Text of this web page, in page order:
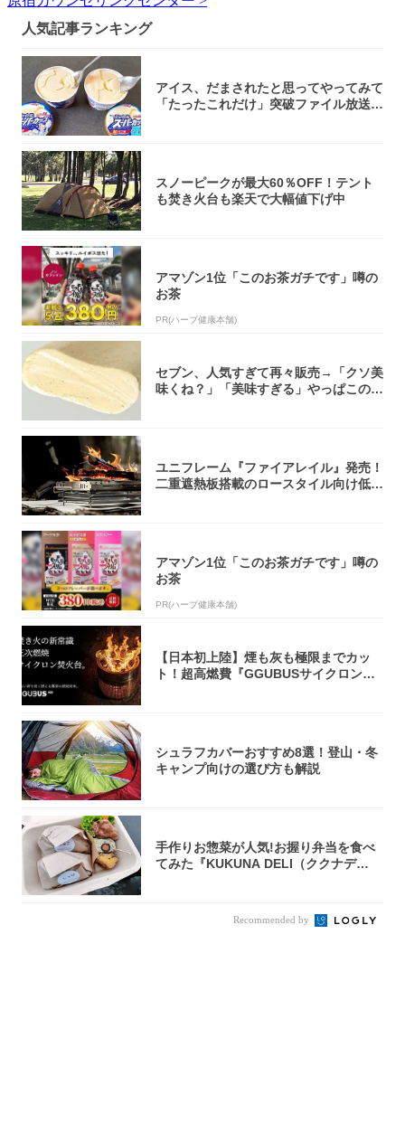
人気記事ランキング
アイス、だまされたと思ってやってみて
「たったこれだけ」突破ファイル放送で
スノーピークが最大60％OFF！テント
も焚き火台も楽天で大幅値下げ中
アマゾン1位「このお茶ガチです」噂の
お茶
PR(ハーブ健康本舗)
セブン、人気すぎて再々販売→「クソ美
味くね？」「美味すぎる」やっぱこのク
ユニフレーム『ファイアレイル』発売！
二重遮熱板搭載のロースタイル向け低型
アマゾン1位「このお茶ガチです」噂の
お茶
PR(ハーブ健康本舗)
【日本初上陸】煙も灰も極限までカッ
ト！超高燃費『GGUBUSサイクロン焚
シュラフカバーおすすめ8選！登山・冬
キャンプ向けの選び方も解説
手作りお惣菜が人気!お握り弁当を食べ
てみた『KUKUNA DELI（ククナデ
Recommended by